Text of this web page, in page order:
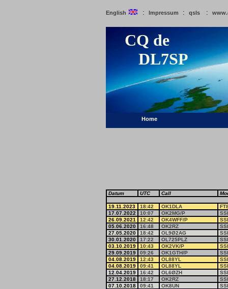
English : Impressum : qsls :
CQ de
DL7SP
Home
Datum UTC Call
19.11.2023 18:42 OK1DLA
17.07.2022
10:07 OK2MG/P
26.09.2021
12:42 OK4WFF/P
05.06.2020
16:48 OK2RZ
27.05.2020
18:42 OL9Ø2AG
30.01.2020
17:22 OL725PLZ
03.10.2019
10:43 OK2VK/P
29.09.2019
09:26 OK1GTH/P
04.08.2019
12:43 OL88YL
04.08.2019
09:41 OL88YL
12.04.2019
16:42 OL6ØZH
27.12.2018
18:17 OK2RZ
07.10.2018
09:41 OK8UN